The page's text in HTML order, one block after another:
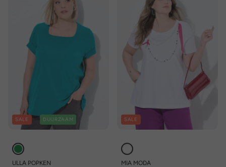
SALE DUURZAAM
ULLA POPKEN
SALE
MIA MODA